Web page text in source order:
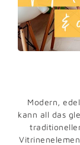
Modern,
kann all das